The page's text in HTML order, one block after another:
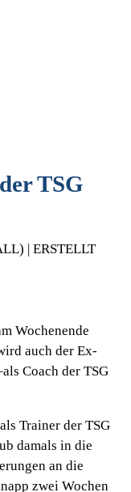
TSG
| ERSTELLT A
Wochenende
auch der Ex-
Coach der TSG
Trainer der TSG
damals in die
an die
zwei Wochen